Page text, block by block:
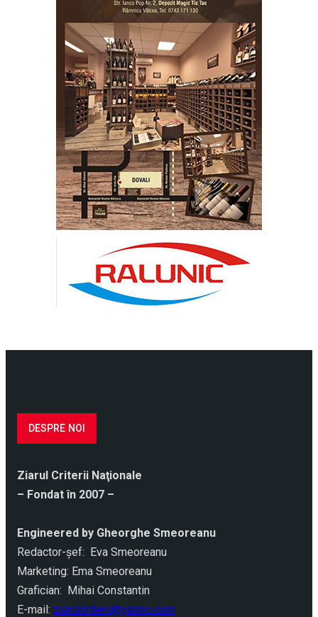
DESPRE NOI
Ziarul Criterii Naţionale
– Fondat în 2007 –
Engineered by Gheorghe Smeoreanu
Redactor-şef: Eva Smeoreanu
Marketing: Ema Smeoreanu
Grafician: Mihai Constantin
E-mail: ziarulcriterii@yahoo.com